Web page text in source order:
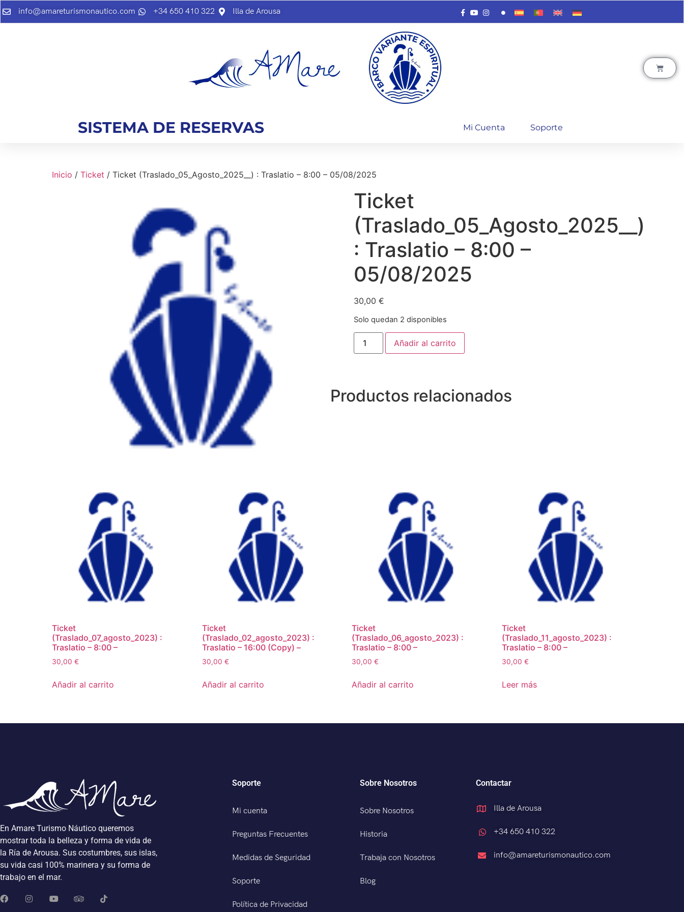
info@amareturismonautico.com +34 650 410 322 Illa de Arousa
SISTEMA DE RESERVAS Mi Cuenta Soporte
Inicio / Ticket / Ticket (Traslado_05_Agosto_2025__) : Traslatio – 8:00 – 05/08/2025
Ticket
(Traslado_05_Agosto_2025__)
: Traslatio – 8:00 –
05/08/2025
30,00 €
Solo quedan 2 disponibles
Añadir al carrito
Productos relacionados
Ticket
(Traslado_07_agosto_2023) :
Traslatio – 8:00 –
30,00 €
Añadir al carrito
Ticket
(Traslado_02_agosto_2023) :
Traslatio – 16:00 (Copy) –
30,00 €
Añadir al carrito
Ticket
(Traslado_06_agosto_2023) :
Traslatio – 8:00 –
30,00€
Añadir al carrito
Ticket
(Traslado_11_agosto_2023) :
Traslatio – 8:00 –
30,00€
Leer más
En Amare Turismo Náutico queremos
mostrar toda la belleza y forma de vida de
la Ría de Arousa. Sus costumbres, sus islas,
su vida casi 100% marinera y su forma de
trabajo en el mar.
Soporte
Mi cuenta
Preguntas Frecuentes
Medidas de Seguridad
Soporte
Política de Privacidad
Sobre Nosotros
Sobre Nosotros
Historia
Trabaja con Nosotros
Blog
Contactar
Illa de Arousa
+34 650 410 322
info@amareturismonautico.com